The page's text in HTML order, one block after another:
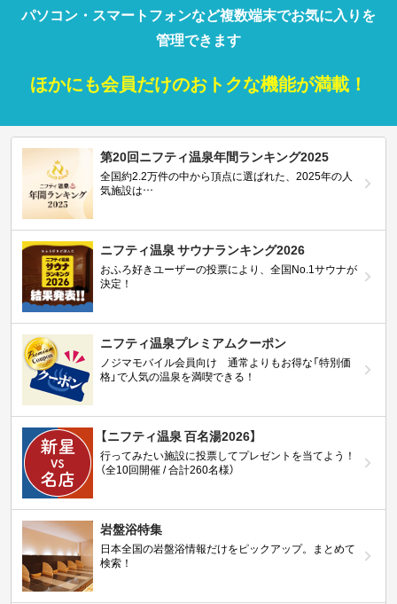
パソコン・ スマートフォンなど複数端末でお気に入りを
管理できます
ほかにも会員だけのおトクな機能が満載！
第20回ニフティ温泉年間ランキング2025
全国約2.2万件の中から頂点に選ばれた、2025年の人
気施設は…
ニフティ温泉 サウナランキング2026
おふろ好きユーザーの投票により、全国No.1サウナが
決定！
ニフティ温泉プレミアムクーポン
ノジマモバイル会員向け 通常よりもお得な「特別価
格」で人気の温泉を満喫できる！
【ニフティ温泉 百名湯2026】
行ってみたい施設に投票してプレゼントを当てよう！
（全10回開催 / 合計260名様）
岩盤浴特集
日本全国の岩盤浴情報だけをピックアップ。まとめて
検索！